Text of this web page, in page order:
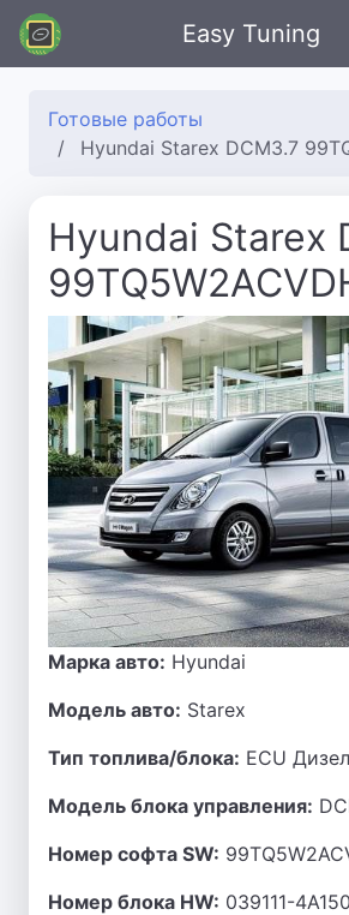
Easy Tuning
Готовые работы
Hyundai Starex DCM3.7
Hyundai Starex
Марка авто: Hyundai
Модель авто: Starex
Тип топлива/блока: ECU
Модель блока управления:
Номер софта SW:
Номер блока HW: 039111-4A150